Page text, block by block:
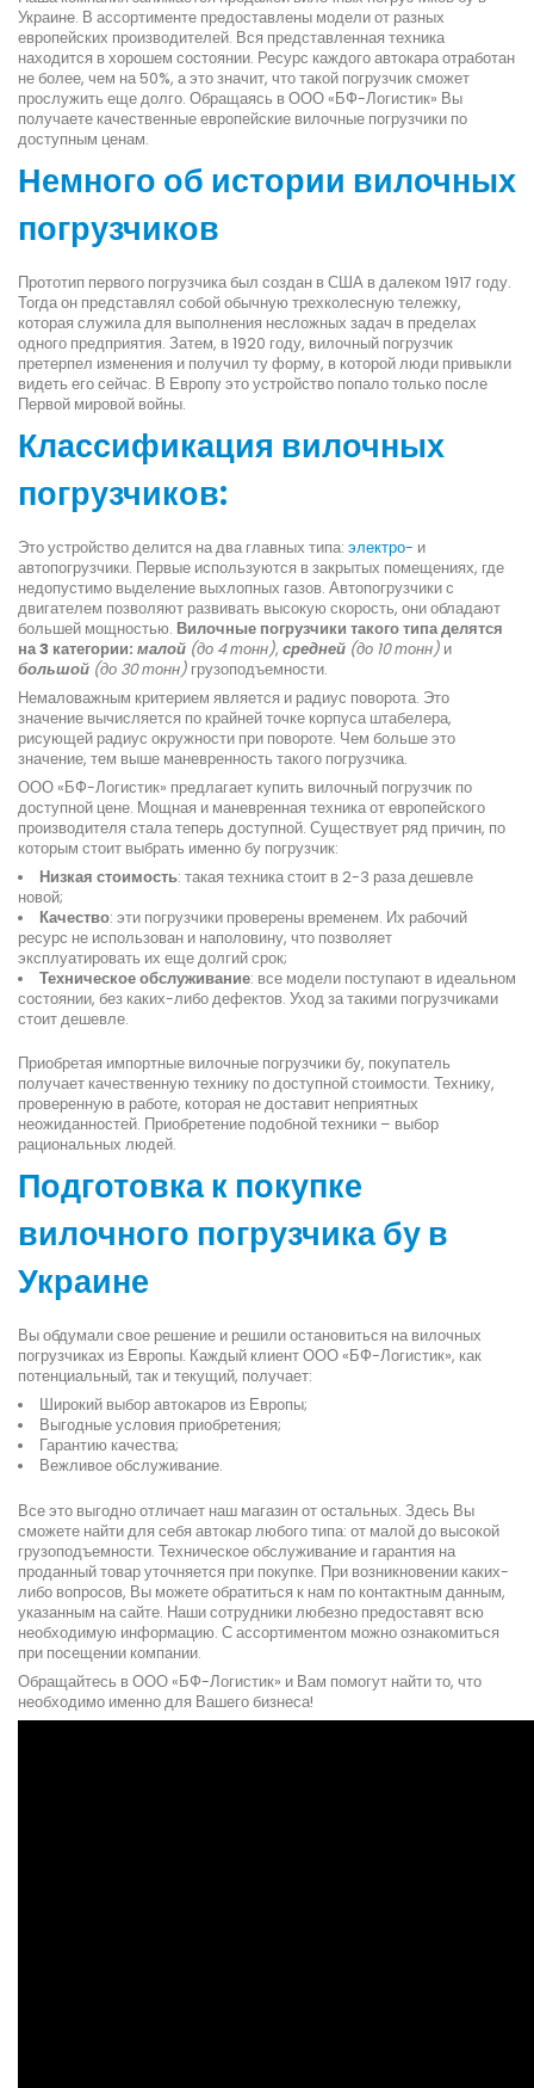
Украине. В ассортименте предоставлены модели от разных
европейских производителей. Вся представленная техника
находится в хорошем состоянии. Ресурс каждого автокара отработан
не более, чем на 50%, а это значит, что такой погрузчик сможет
прослужить еще долго. Обращаясь в ООО «БФ-Логистик» Вы
получаете качественные европейские вилочные погрузчики по
доступным ценам.
Немного об истории вилочных
погрузчиков
Прототип первого погрузчика был создан в США в далеком 1917 году.
Тогда он представлял собой обычную трехколесную тележку,
которая служила для выполнения несложных задач в пределах
одного предприятия. Затем, в 1920 году, вилочный погрузчик
претерпел изменения и получил ту форму, в которой люди привыкли
видеть его сейчас. В Европу это устройство попало только после
Первой мировой войны.
Классификация вилочных
погрузчиков:
Это устройство делится на два главных типа: электро- и
автопогрузчики. Первые используются в закрытых помещениях, где
недопустимо выделение выхлопных газов. Автопогрузчики с
двигателем позволяют развивать высокую скорость, они обладают
большей мощностью. Вилочные погрузчики такого типа делятся
на 3 категории: малой (до 4 тонн), средней (до 10 тонн) и
большой (до 30 тонн) грузоподъемности.
Немаловажным критерием является и радиус поворота. Это
значение вычисляется по крайней точке корпуса штабелера,
рисующей радиус окружности при повороте. Чем больше это
значение, тем выше маневренность такого погрузчика.
ООО «БФ-Логистик» предлагает купить вилочный погрузчик по
доступной цене. Мощная и маневренная техника от европейского
производителя стала теперь доступной. Существует ряд причин, по
которым стоит выбрать именно бу погрузчик:
Низкая стоимость: такая техника стоит в 2-3 раза дешевле
новой;
Качество: эти погрузчики проверены временем. Их рабочий
ресурс не использован и наполовину, что позволяет
эксплуатировать их еще долгий срок;
Техническое обслуживание: все модели поступают в идеальном
состоянии, без каких-либо дефектов. Уход за такими погрузчиками
стоит дешевле.
Приобретая импортные вилочные погрузчики бу, покупатель
получает качественную технику по доступной стоимости. Технику,
проверенную в работе, которая не доставит неприятных
неожиданностей. Приобретение подобной техники – выбор
рациональных людей.
Подготовка к покупке
вилочного погрузчика бу в
Украине
Вы обдумали свое решение и решили остановиться на вилочных
погрузчиках из Европы. Каждый клиент ООО «БФ-Логистик», как
потенциальный, так и текущий, получает:
Широкий выбор автокаров из Европы;
Выгодные условия приобретения;
Гарантию качества;
Вежливое обслуживание.
Все это выгодно отличает наш магазин от остальных. Здесь Вы
сможете найти для себя автокар любого типа: от малой до высокой
грузоподъемности. Техническое обслуживание и гарантия на
проданный товар уточняется при покупке. При возникновении каких-
либо вопросов, Вы можете обратиться к нам по контактным данным,
указанным на сайте. Наши сотрудники любезно предоставят всю
необходимую информацию. С ассортиментом можно ознакомиться
при посещении компании.
Обращайтесь в ООО «БФ-Логистик» и Вам помогут найти то, что
необходимо именно для Вашего бизнеса!